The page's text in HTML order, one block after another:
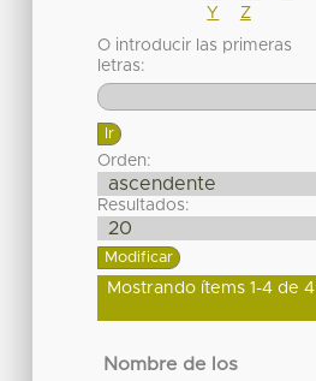
Y
Z
O introducir las primeras
letras:
Orden:
Resultados:
Mostrando ítems 1-4 de 4
Nombre de los